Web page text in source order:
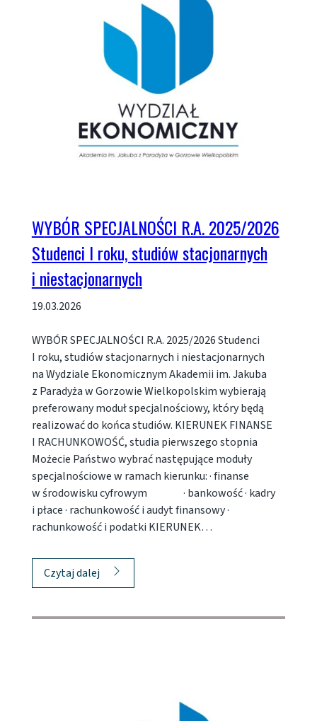
WYBÓR SPECJALNOŚCI R.A. 2025/2026
Studenci I roku, studiów stacjonarnych
i niestacjonarnych
19.03.2026
WYBÓR SPECJALNOŚCI R.A. 2025/2026 Studenci
I roku, studiów stacjonarnych i niestacjonarnych
na Wydziale Ekonomicznym Akademii im. Jakuba
z Paradyża w Gorzowie Wielkopolskim wybierają
preferowany moduł specjalnościowy, który będą
realizować do końca studiów. KIERUNEK FINANSE
I RACHUNKOWOŚĆ, studia pierwszego stopnia
Możecie Państwo wybrać następujące moduły
specjalnościowe w ramach kierunku: · finanse
w środowisku cyfrowym · bankowość · kadry
i płace · rachunkowość i audyt finansowy ·
rachunkowość i podatki KIERUNEK…
Czytaj dalej